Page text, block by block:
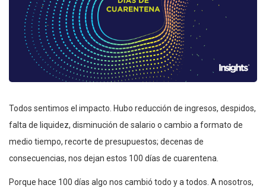
Todos sentimos el impacto. Hubo reducción de ingresos, despidos,
falta de liquidez, disminución de salario o cambio a formato de
medio tiempo, recorte de presupuestos; decenas de
consecuencias, nos dejan estos 100 días de cuarentena.
Porque hace 100 días algo nos cambió todo y a todos. A nosotros,